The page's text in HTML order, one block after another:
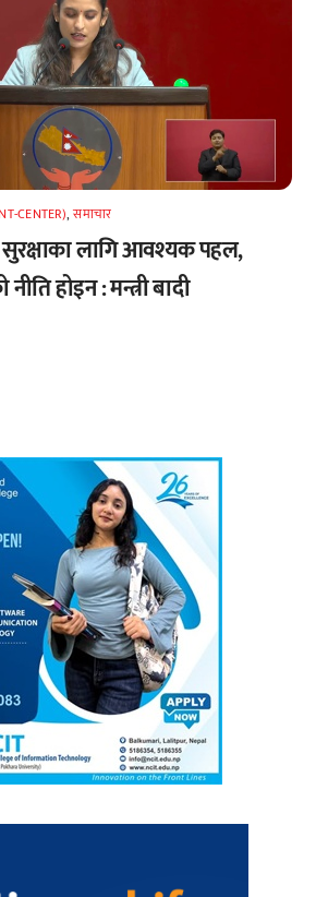
CENTER),समाचार
सुरक्षाका लागि आवश्यक पहल,
होइन : मन्त्री बादी